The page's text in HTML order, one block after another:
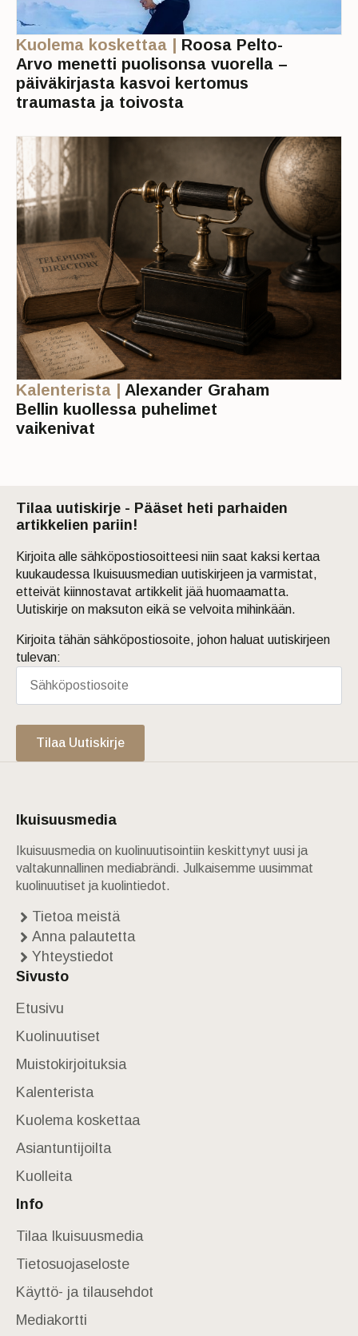
Kuolema koskettaa | Roosa Pelto-
Arvo menetti puolisonsa vuorella –
päiväkirjasta kasvoi kertomus
traumasta ja toivosta
Kalenterista | Alexander Graham
Bellin kuollessa puhelimet
vaikenivat
Tilaa uutiskirje - Pääset heti parhaiden
artikkelien pariin!
Kirjoita alle sähköpostiosoitteesi niin saat kaksi kertaa
kuukaudessa Ikuisuusmedian uutiskirjeen ja varmistat,
etteivät kiinnostavat artikkelit jää huomaamatta.
Uutiskirje on maksuton eikä se velvoita mihinkään.
Kirjoita tähän sähköpostiosoite, johon haluat uutiskirjeen
tulevan:
Tilaa Uutiskirje
Ikuisuusmedia
Ikuisuusmedia on kuolinuutisointiin keskittynyt uusi ja
valtakunnallinen mediabrändi. Julkaisemme uusimmat
kuolinuutiset ja kuolintiedot.
Tietoa meistä
Anna palautetta
Yhteystiedot
Sivusto
Etusivu
Kuolinuutiset
Muistokirjoituksia
Kalenterista
Kuolema koskettaa
Asiantuntijoilta
Kuolleita
Info
Tilaa Ikuisuusmedia
Tietosuojaseloste
Käyttö- ja tilausehdot
Mediakortti